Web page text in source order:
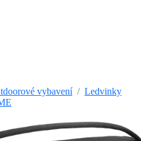
vybavení
Ledvinky